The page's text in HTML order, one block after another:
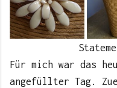
Für mich war das
angefüllter Tag.